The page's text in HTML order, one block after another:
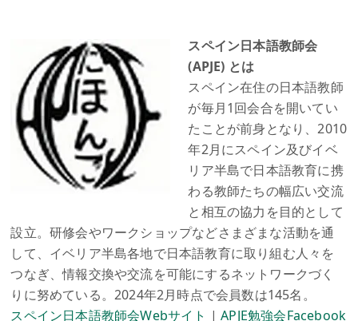
スペイン日本語教師会
(APJE) とは
スペイン在住の日本語教師
が毎月1回会合を開いてい
たことが前身となり、2010
年2月にスペイン及びイベ
リア半島で日本語教育に携
わる教師たちの幅広い交流
と相互の協力を目的として
設立。研修会やワークショップなどさまざまな活動を通
して、イベリア半島各地で日本語教育に取り組む人々を
つなぎ、情報交換や交流を可能にするネットワークづく
りに努めている。2024年2月時点で会員数は145名。
スペイン日本語教師会Webサイト |APJE勉強会Facebook